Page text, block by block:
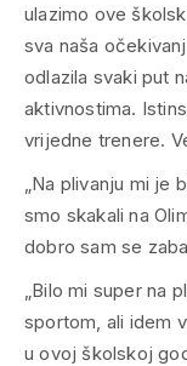
ulazimo ove
sva naša
odlazila svaki put
aktivnostima.
vrijedne trenere.
„Na plivanju mi
smo skakali na
dobro sam se
„Bilo mi super na
sportom, ali idem
u ovoj školskoj